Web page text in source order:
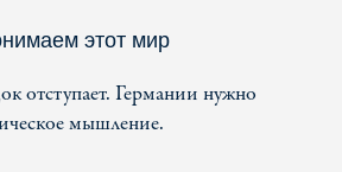
этот мир
отступает. Германии нужно
мышление.